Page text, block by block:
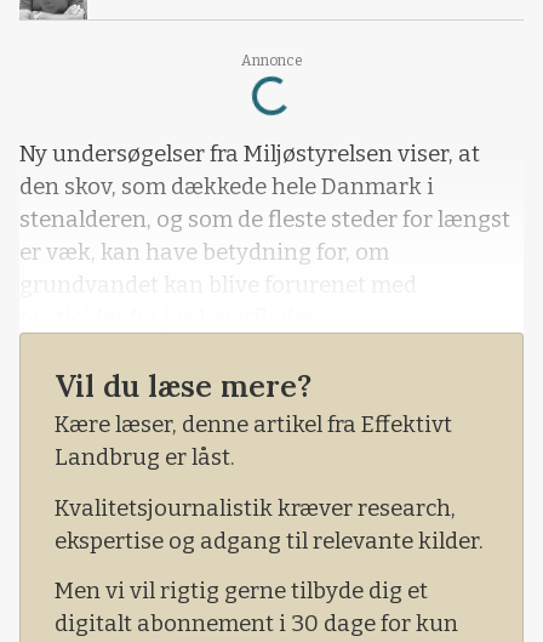
Annonce
Loading...
Ny undersøgelser fra Miljøstyrelsen viser, at
den skov, som dækkede hele Danmark i
stenalderen, og som de fleste steder for længst
er væk, kan have betydning for, om
grundvandet kan blive forurenet med
Vil du læse mere?
Kære læser, denne artikel fra Effektivt
Landbrug er låst.
Kvalitetsjournalistik kræver research,
ekspertise og adgang til relevante kilder.
Men vi vil rigtig gerne tilbyde dig et
digitalt abonnement i 30 dage for kun